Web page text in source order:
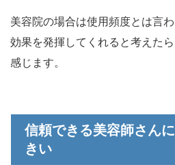
美容院の場合は使用頻度とは言
効果を発揮してくれると考えた
感じます。
信頼できる美容師さん
きい